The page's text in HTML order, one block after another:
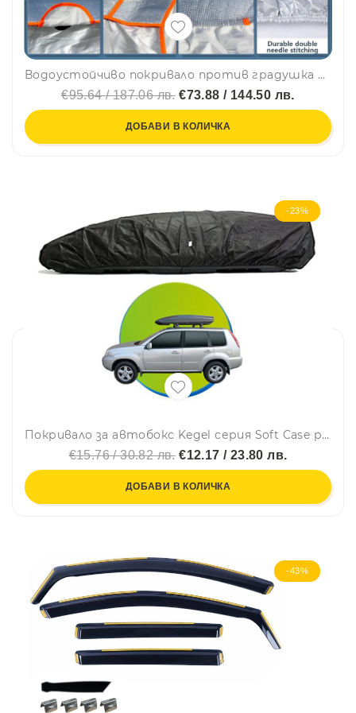
Водоустойчиво покривало против градушка с алуминиево покритие за автомобил размер L - 4.8m x 1.78m x 1.2m
€95.64 / 187.06 лв.€73.88 / 144.50 лв.
ДОБАВИ В КОЛИЧКА
-23%
Покривало за автобокс Kegel серия Soft Case размер L черно 175-205cm
€15.76 / 30.82 лв.€12.17 / 23.80 лв.
ДОБАВИ В КОЛИЧКА
-43%